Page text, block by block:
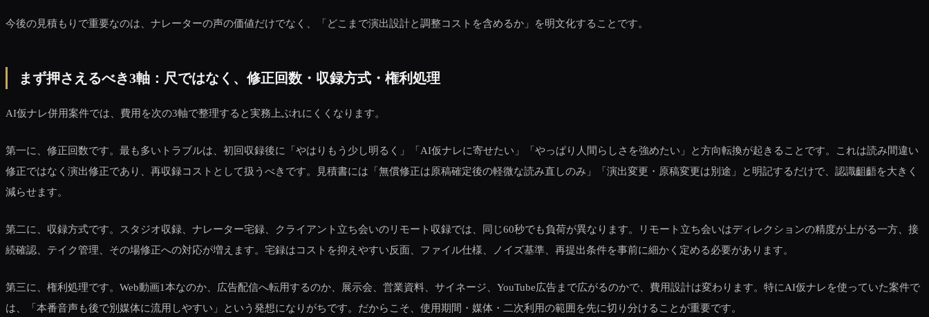
今後の見積もりで重要なのは、ナレーターの声の価値だけでなく、「どこまで演出設計と調整コストを含めるか」を明文化することです。
まず押さえるべき3軸：尺ではなく、修正回数・収録方式・権利処理
AI仮ナレ併用案件では、費用を次の3軸で整理すると実務上ぶれにくくなります。
第一に、修正回数です。最も多いトラブルは、初回収録後に「やはりもう少し明るく」「AI仮ナレに寄せたい」「やっぱり人間らしさを強めたい」と方向転換が起きることです。これは読み間違い
修正ではなく演出修正であり、再収録コストとして扱うべきです。見積書には「無償修正は原稿確定後の軽微な読み直しのみ」「演出変更・原稿変更は別途」と明記するだけで、認識齟齬を大きく
減らせます。
第二に、収録方式です。スタジオ収録、ナレーター宅録、クライアント立ち会いのリモート収録では、同じ60秒でも負荷が異なります。リモート立ち会いはディレクションの精度が上がる一方、接
続確認、テイク管理、その場修正への対応が増えます。宅録はコストを抑えやすい反面、ファイル仕様、ノイズ基準、再提出条件を事前に細かく定める必要があります。
第三に、権利処理です。Web動画1本なのか、広告配信へ転用するのか、展示会、営業資料、サイネージ、YouTube広告まで広がるのかで、費用設計は変わります。特にAI仮ナレを使っていた案件で
は、「本番音声も後で別媒体に流用しやすい」という発想になりがちです。だからこそ、使用期間・媒体・二次利用の範囲を先に切り分けることが重要です。